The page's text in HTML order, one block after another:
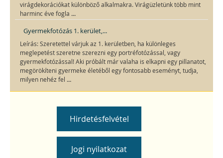
virágdekorációkat különböző alkalmakra. Virágüzletünk több mint
harminc éve fogla ...
Gyermekfotózás 1. kerület,...
Leírás: Szeretettel várjuk az 1. kerületben, ha különleges
meglepetést szeretne szerezni egy portréfotózással, vagy
gyermekfotózással! Aki próbált már valaha is elkapni egy pillanatot,
megörökíteni gyermeke életéből egy fontosabb eseményt, tudja,
milyen nehéz fel ...
Hirdetésfelvétel
Jogi nyilatkozat